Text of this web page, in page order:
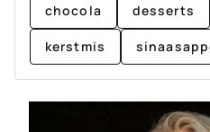
chocola desserts
kerstmis